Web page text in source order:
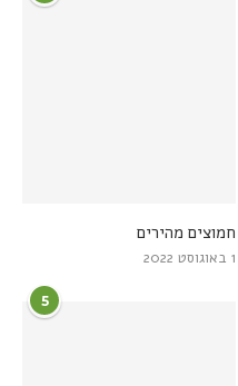
חמוצים מהירים
1 באוגוסט 2022
5